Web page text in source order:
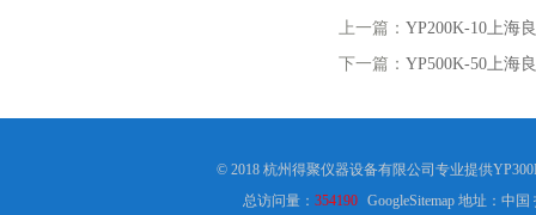
上一篇： YP200K-10上海
下一篇： YP500K-50上海
© 2018 杭州得聚仪器设备有限公司专业提供
总访问量：354190 GoogleSitemap地址：中国